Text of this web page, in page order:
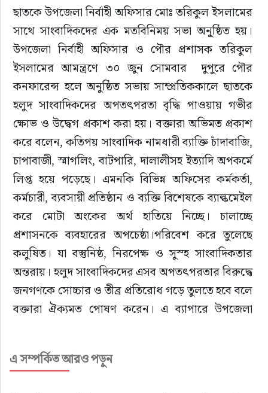
ছাতকে উপজেলা নির্বাহী অফিসার মোঃ তরিকুল ইসলামের
সাথে সাংবাদিকদের এক মতবিনিময় সভা অনু্ষ্ঠিত হয়।
উপজেলা নির্বাহী অফিসার ও পৌর প্রশাসক তরিকুল
ইসলামের আমন্ত্রণে ৩০ জুন সোমবার  দুপুরে পৌর
কনফারেন্স হলে অনুষ্ঠিত সভায় সাম্প্রতিককালে ছাতকে
হলুদ সাংবাদিকদের অপতৎপরতা বৃদ্ধি পাওয়ায় গভীর
ক্ষোভ ও উদ্ধেগ প্রকাশ করা হয়। বক্তারা অভিমত প্রকাশ
করে বলেন, কতিপয় সাংবাদিক নামধারী ব্যাক্তি চাঁদাবাজি,
চাপাবাজী, স্মাগলিং, বাটপারি, দালালীসহ ইত্যাদি অপকর্মে
লিপ্ত হয়ে পড়েছে। এমনকি বিভিন্ন অফিসের কর্মকর্তা,
কর্মচারী, ব্যবসায়ী প্রতিষ্ঠান ও ব্যক্তি বিশেষকে ব্যাল্কমেইল
করে মোটা অংকের অর্থ হাতিয়ে নিচ্ছে। চালাচ্ছে
প্রশাসনকে ব্যবহারের অপচেষ্ঠা।পরিবেশ করে তুলেছে
কলুষিত। যা বস্তুনিষ্ঠ, নিরপেক্ষ ও সুস্হ সাংবাদিকতার
অন্তরায়। হলুদ সাংবাদিকদের এসব অপতৎপরতার বিরুদ্ধে
জনগণকে সোচ্চার ও তীব্র প্রতিরোধ গড়ে তুলতে হবে বলে
বক্তারা ঐক্যমত পোষণ করেন। এ ব্যাপারে উপজেলা
সবাইকে ঐক্যবদ্বভাবে প্রচেষ্ঠা চালাতে হবে। উপজেলা
এ সম্পর্কিত আরও পড়ুন